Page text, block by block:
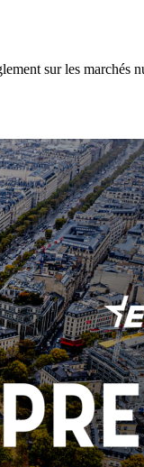
sur les